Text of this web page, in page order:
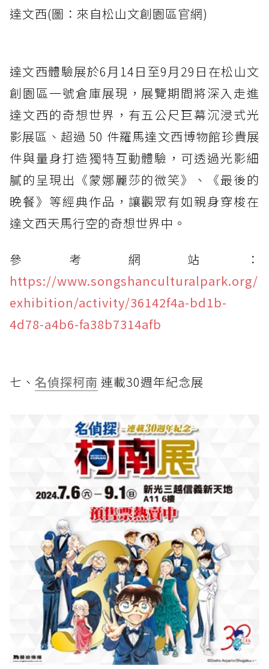
達文西(圖：來自松山文創園區官網)
達文西體驗展於6月14日至9月29日在松山文
創園區一號倉庫展現，展覽期間將深入走進
達文西的奇想世界，有五公尺巨幕沉浸式光
影展區、超過 50 件羅馬達文西博物館珍貴展
件與量身打造獨特互動體驗，可透過光影細
膩的呈現出《蒙娜麗莎的微笑》、《最後的
晚餐》等經典作品，讓觀眾有如親身穿梭在
達文西天馬行空的奇想世界中。
參考網站：
https://www.songshanculturalpark.org/
exhibition/activity/36142f4a-bd1b-
4d78-a4b6-fa38b7314afb
七、 名偵探柯南 連載30週年紀念展